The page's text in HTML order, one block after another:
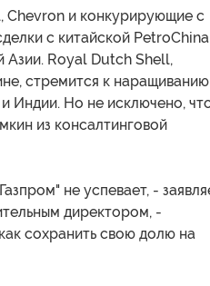
Chevron и конкурирующие с
с китайской
Royal Dutch Shell,
стремится к наращиванию
Индии. Но не исключено,
из консалтинговой
не успевает, -
директором, -
сохранить свою долю на